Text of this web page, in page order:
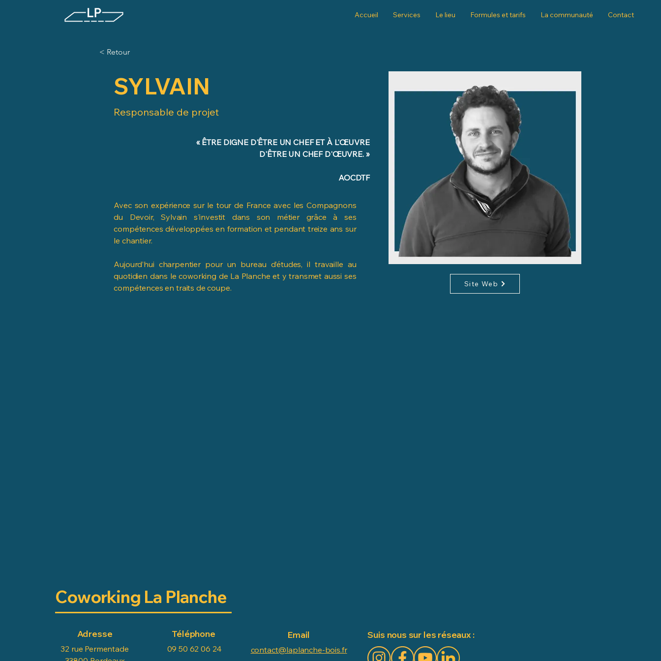
Accueil Services Le lieu Formules et tarifs La communauté Contact
< Retour
SYLVAIN
Responsable de projet
« ÊTRE DIGNE D'ÊTRE UN CHEF ET À L'ŒUVRE
D'ÊTRE UN CHEF D'ŒUVRE. »
AOCDTF
Avec son expérience sur le tour de France avec les Compagnons
du Devoir, Sylvain s'investit dans son métier grâce à ses
compétences développées en formation et pendant treize ans sur
le chantier.
Aujourd’hui charpentier pour un bureau d’études, il travaille au
quotidien dans le coworking de La Planche et y transmet aussi ses
compétences en traits de coupe.
Site Web
Coworking La Planche
Adresse
32 rue Permentade
Téléphone
09 50 62 06 24
Email
contact@laplanche-bois.fr
Suis nous sur les réseaux :